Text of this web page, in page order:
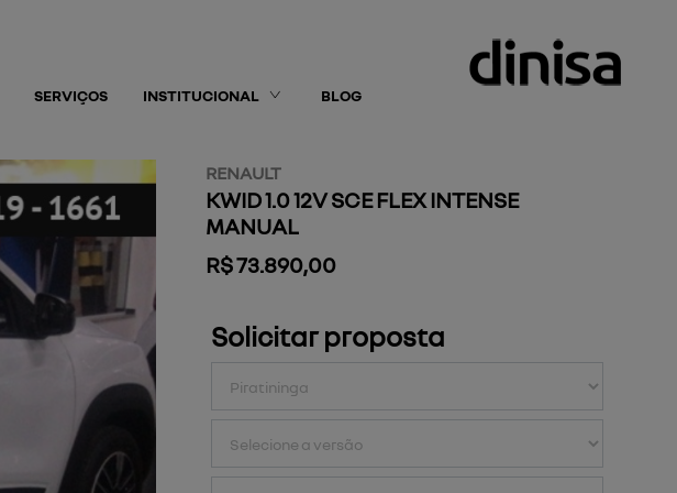
SERVIÇOS INSTITUCIONAL BLOG
RENAULT
KWID 1.0 12V SCE FLEX INTENSE
MANUAL
R$ 73.890,00
Solicitar proposta